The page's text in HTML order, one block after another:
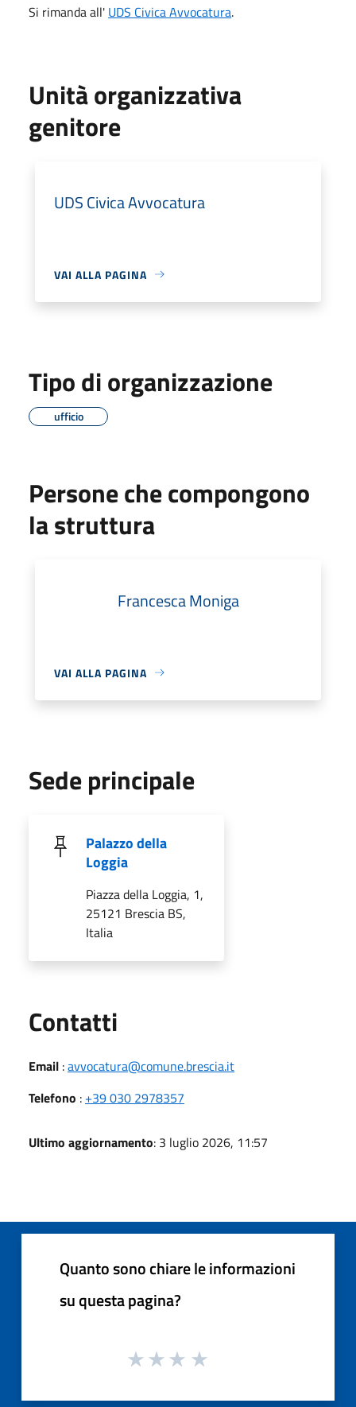
Si rimanda all' UDS Civica Avvocatura.
Unità organizzativa
genitore
UDS Civica Avvocatura
VAI ALLA PAGINA
Tipo di organizzazione
ufficio
Persone che compongono
la struttura
Francesca Moniga
VAI ALLA PAGINA
Sede principale
Palazzo della
Loggia
Piazza della Loggia, 1,
25121 Brescia BS,
Italia
Contatti
Email :avvocatura@comune.brescia.it
Telefono : +39 030 2978357
Ultimo aggiornamento: 3 luglio 2026, 11:57
Quanto sono chiare le informazioni
su questa pagina?